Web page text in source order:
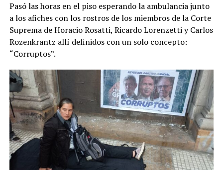
Pasó las horas en el piso esperando la ambulancia junto
a los afiches con los rostros de los miembros de la Corte
Suprema de Horacio Rosatti, Ricardo Lorenzetti y Carlos
Rozenkrantz allí definidos con un solo concepto:
“Corruptos”.